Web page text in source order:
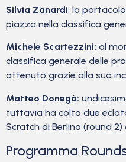
Silvia Zanardi: la
piazza nella classifica
Michele Scartezzini: al
classifica generale delle
ottenuto grazie alla sua
Matteo Donegà:
tuttavia ha colto due
Scratch di Berlino (round 2)
Programma